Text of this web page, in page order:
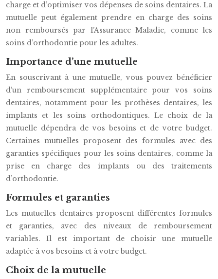
charge et d’optimiser vos dépenses de soins dentaires. La
mutuelle peut également prendre en charge des soins
non remboursés par l’Assurance Maladie, comme les
soins d’orthodontie pour les adultes.
Importance d’une mutuelle
En souscrivant à une mutuelle, vous pouvez bénéficier
d’un remboursement supplémentaire pour vos soins
dentaires, notamment pour les prothèses dentaires, les
implants et les soins orthodontiques. Le choix de la
mutuelle dépendra de vos besoins et de votre budget.
Certaines mutuelles proposent des formules avec des
garanties spécifiques pour les soins dentaires, comme la
prise en charge des implants ou des traitements
d’orthodontie.
Formules et garanties
Les mutuelles dentaires proposent différentes formules
et garanties, avec des niveaux de remboursement
variables. Il est important de choisir une mutuelle
adaptée à vos besoins et à votre budget.
Choix de la mutuelle